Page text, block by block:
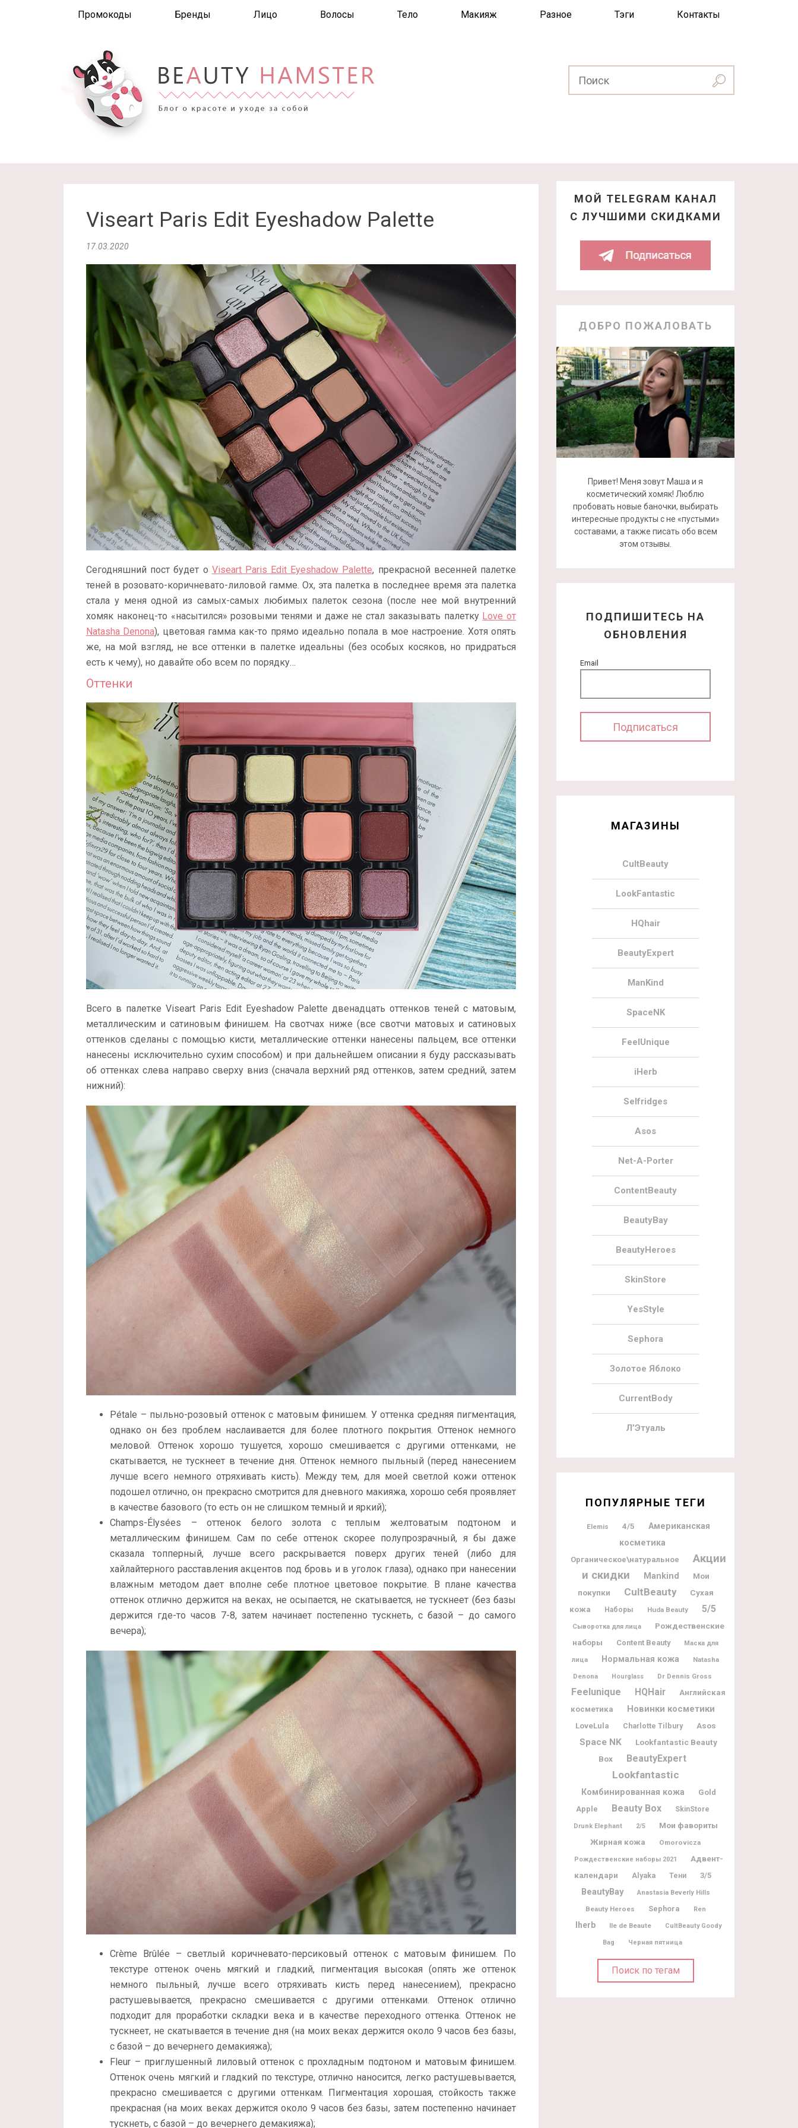
Промокоды Бренды Лицо Волосы Тело Макияж Разное Тэги Контакты
Viseart Paris Edit Eyeshadow Palette
17.03.2020
Сегодняшний пост будет о Viseart Paris Edit Eyeshadow Palette, прекрасной весенней палетке
теней в розовато-коричневато-лиловой гамме. Ох, эта палетка в последнее время эта палетка
стала у меня одной из самых-самых любимых палеток сезона (после нее мой внутренний
хомяк наконец-то «насытился» розовыми тенями и даже не стал заказывать палетку Love от
Natasha Denona), цветовая гамма как-то прямо идеально попала в мое настроение. Хотя опять
же, на мой взгляд, не все оттенки в палетке идеальны (без особых косяков, но придраться
есть к чему), но давайте обо всем по порядку…
Оттенки
Всего в палетке Viseart Paris Edit Eyeshadow Palette двенадцать оттенков теней с матовым,
металлическим и сатиновым финишем. На свотчах ниже (все свотчи матовых и сатиновых
оттенков сделаны с помощью кисти, металлические оттенки нанесены пальцем, все оттенки
нанесены исключительно сухим способом) и при дальнейшем описании я буду рассказывать
об оттенках слева направо сверху вниз (сначала верхний ряд оттенков, затем средний, затем
нижний):
Pétale – пыльно-розовый оттенок с матовым финишем. У оттенка средняя пигментация,
однако он без проблем наслаивается для более плотного покрытия. Оттенок немного
меловой. Оттенок хорошо тушуется, хорошо смешивается с другими оттенками, не
скатывается, не тускнеет в течение дня. Оттенок немного пыльный (перед нанесением
лучше всего немного отряхивать кисть). Между тем, для моей светлой кожи оттенок
подошел отлично, он прекрасно смотрится для дневного макияжа, хорошо себя проявляет
в качестве базового (то есть он не слишком темный и яркий);
Champs-Élysées – оттенок белого золота с теплым желтоватым подтоном и
металлическим финишем. Сам по себе оттенок скорее полупрозрачный, я бы даже
сказала топперный, лучше всего раскрывается поверх других теней (либо для
хайлайтерного расставления акцентов под бровь и в уголок глаза), однако при нанесении
влажным методом дает вполне себе плотное цветовое покрытие. В плане качества
оттенок отлично держится на веках, не осыпается, не скатывается, не тускнеет (без базы
держится где-то часов 7-8, затем начинает постепенно тускнеть, с базой – до самого
вечера);
Crème Brûlée – светлый коричневато-персиковый оттенок с матовым финишем. По
текстуре оттенок очень мягкий и гладкий, пигментация высокая (опять же оттенок
немного пыльный, лучше всего отряхивать кисть перед нанесением), прекрасно
растушевывается, прекрасно смешивается с другими оттенками. Оттенок отлично
подходит для проработки складки века и в качестве переходного оттенка. Оттенок не
тускнеет, не скатывается в течение дня (на моих веках держится около 9 часов без базы,
с базой – до вечернего демакияжа);
Fleur – приглушенный лиловый оттенок с прохладным подтоном и матовым финишем.
Оттенок очень мягкий и гладкий по текстуре, отлично наносится, легко растушевывается,
прекрасно смешивается с другими оттенкам. Пигментация хорошая, стойкость также
прекрасная (на моих веках держится около 9 часов без базы, затем постепенно начинает
тускнеть, с базой – до вечернего демакияжа);
МОЙ TELEGRAM КАНАЛ
С ЛУЧШИМИ СКИДКАМИ
ДОБРО ПОЖАЛОВАТЬ
Привет! Меня зовут Маша и я
косметический хомяк! Люблю
пробовать новые баночки, выбирать
интересные продукты с не «пустыми»
составами, а также писать обо всем
этом отзывы.
ПОДПИШИТЕСЬ НА
ОБНОВЛЕНИЯ
Email
МАГАЗИНЫ
CultBeauty
LookFantastic
HQhair
BeautyExpert
ManKind
SpaceNK
FeelUnique
iHerb
Selfridges
Asos
Net-A-Porter
ContentBeauty
BeautyBay
BeautyHeroes
SkinStore
YesStyle
Sephora
Золотое Яблоко
CurrentBody
Л’Этуаль
ПОПУЛЯРНЫЕ ТЕГИ
Elemis 4/5
Американская
косметика
Органическое\натуральное
Акции
и скидки
Mankind
Мои
покупки
CultBeauty
Сухая
кожа
Наборы Huda Beauty 5/5
Сыворотка для лица
Рождественские
наборы
Content Beauty Маска для
лица Нормальная кожа
Natasha
Denona
Hourglass Dr Dennis Gross
Feelunique HQHair
Английская
косметика
Новинки косметики
LoveLula Charlotte Tilbury Asos
Space NK
Lookfantastic Beauty
Box
BeautyExpert
Lookfantastic
Комбинированная кожа
Gold
Apple
Beauty Box SkinStore
Drunk Elephant 2/5
Мои фавориты
Жирная кожа
Omorovicza
Рождественские наборы 2021
Адвент-
календари
Alyaka Тени 3/5
BeautyBay Anastasia Beverly Hills
Beauty Heroes Sephora Ren
Iherb Ile de Beaute CultBeauty Goody
Bag Черная пятница
Поиск по тегам